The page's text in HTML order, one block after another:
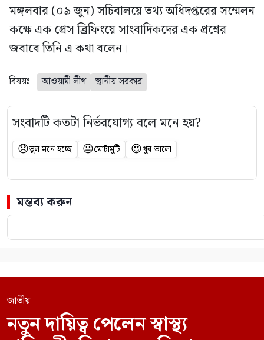
মঙ্গলবার (০৯ জুন) সচিবালয়ে তথ্য অধিদপ্তরের সম্মেলন
কক্ষে এক প্রেস ব্রিফিংয়ে সাংবাদিকদের এক প্রশ্নের
জবাবে তিনি এ কথা বলেন।
বিষয়ঃ আওয়ামী লীগ স্থানীয় সরকার
সংবাদটি কতটা নির্ভরযোগ্য বলে মনে হয়?
😞ভুল মনে হচ্ছে 😐মোটামুটি 😍খুব ভালো
মন্তব্য করুন
জাতীয়
নতুন দায়িত্ব পেলেন স্বাস্থ্য